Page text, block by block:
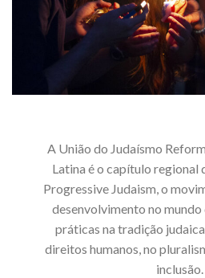
A União do Judaísmo
Latina é o capítulo
Progressive Judaism, o
desenvolvimento no mundo
práticas na tradição
direitos humanos, no
inclusão.